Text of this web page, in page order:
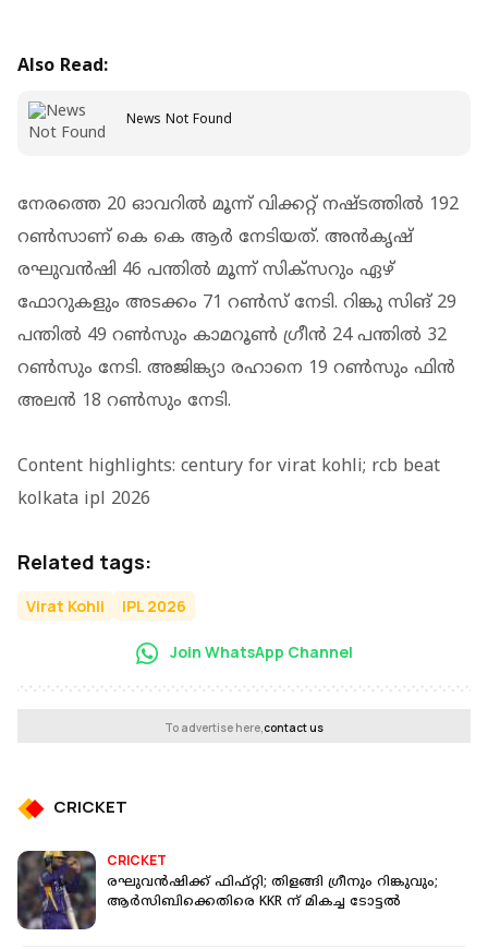
Also Read:
News Not Found
നേരത്തെ 20 ഓവറിൽ മൂന്ന് വിക്കറ്റ് നഷ്ടത്തിൽ 192
റൺസാണ് കെ കെ ആർ നേടിയത്. അൻകൃഷ്
രഘുവൻഷി 46 പന്തിൽ മൂന്ന് സിക്‌സറും ഏഴ്
ഫോറുകളും അടക്കം 71 റൺസ് നേടി. റിങ്കു സിങ് 29
പന്തിൽ 49 റൺസും കാമറൂൺ ഗ്രീൻ 24 പന്തിൽ 32
റൺസും നേടി. അജിങ്ക്യാ രഹാനെ 19 റൺസും ഫിൻ
അലൻ 18 റൺസും നേടി.
Content highlights: century for virat kohli; rcb beat
kolkata ipl 2026
Related tags:
Virat Kohli IPL 2026
Join WhatsApp Channel
To advertise here,contact us
CRICKET
CRICKET
രഘുവൻഷിക്ക് ഫിഫ്റ്റി; തിളങ്ങി ഗ്രീനും റിങ്കുവും;
ആർസിബിക്കെതിരെ KKR ന് മികച്ച ടോട്ടൽ